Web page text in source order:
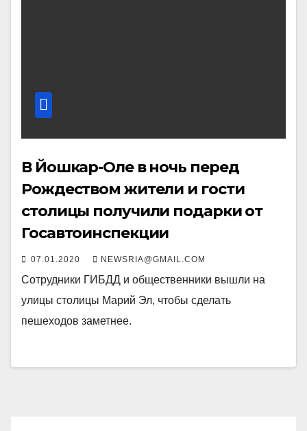
В Йошкар-Оле в ночь перед
Рождеством жители и гости
столицы получили подарки от
Госавтоинспекции
07.01.2020 NEWSRIA@GMAIL.COM
Сотрудники ГИБДД и общественники вышли на
улицы столицы Марий Эл, чтобы сделать
пешеходов заметнее.